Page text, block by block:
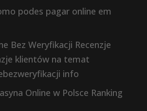
podes pagar online em
Bez Weryfikacji Recenzje
klientów na temat
info
Online w Polsce Ranking